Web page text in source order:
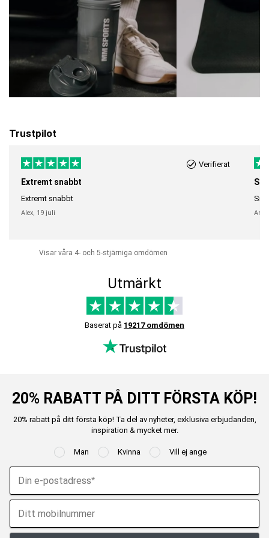
Trustpilot
Verifierat
Extremt snabbt
Extremt snabbt
Alex, 19 juli
Visar våra 4- och 5-stjärniga omdömen
Utmärkt
Baserat på 19217 omdömen
20% RABATT PÅ DITT FÖRSTA KÖP!
20% rabatt på ditt första köp! Ta del av nyheter, exklusiva erbjudanden,
inspiration & mycket mer.
Man Kvinna Vill ej ange